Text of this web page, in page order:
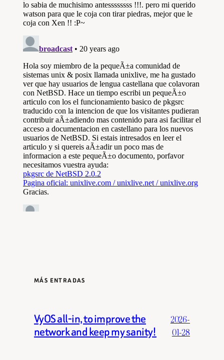
MÁS ENTRADAS
VyOS all-in, to improve the
network and keep my sanity!
2026-
01-28